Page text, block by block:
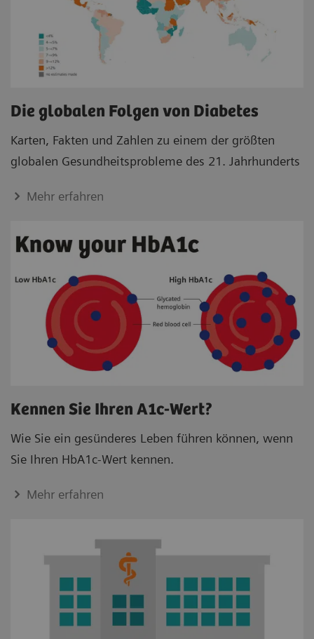
Die globalen Folgen von Diabetes
Karten, Fakten und Zahlen zu einem der größten
globalen Gesundheitsprobleme des 21. Jahrhunderts
Mehr erfahren
Kennen Sie Ihren A1c-Wert?
Wie Sie ein gesünderes Leben führen können, wenn
Sie Ihren HbA1c-Wert kennen.
Mehr erfahren